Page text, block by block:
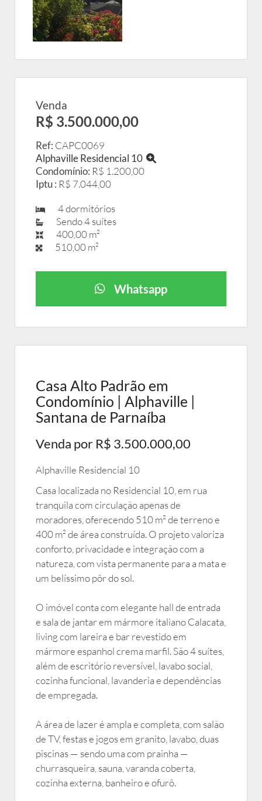
Venda
R$ 3.500.000,00
Ref: CAPC0069
Alphaville Residencial 10
Condomínio: R$ 1.200,00
Iptu : R$ 7.044,00
4 dormitórios
Sendo 4 suítes
400,00 m²
510,00 m²
Whatsapp
Casa Alto Padrão em
Condomínio | Alphaville |
Santana de Parnaíba
Venda por R$ 3.500.000,00
Alphaville Residencial 10
Casa localizada no Residencial 10, em rua
tranquila com circulação apenas de
moradores, oferecendo 510 m² de terreno e
400 m² de área construída. O projeto valoriza
conforto, privacidade e integração com a
natureza, com vista permanente para a mata e
um belíssimo pôr do sol.
O imóvel conta com elegante hall de entrada
e sala de jantar em mármore italiano Calacata,
living com lareira e bar revestido em
mármore espanhol crema marfil. São 4 suítes,
além de escritório reversível, lavabo social,
cozinha funcional, lavanderia e dependências
de empregada.
A área de lazer é ampla e completa, com salão
de TV, festas e jogos em granito, lavabo, duas
piscinas — sendo uma com prainha —
churrasqueira, sauna, varanda coberta,
cozinha externa, banheiro e ofurô.